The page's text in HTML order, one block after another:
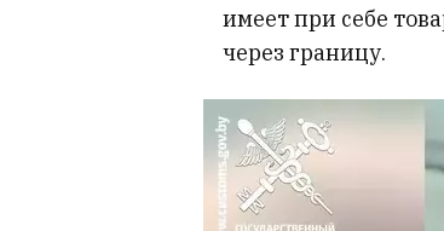
имеет при себе
через границу.